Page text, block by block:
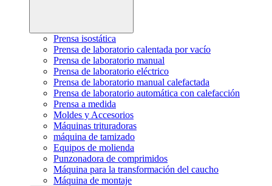
Prensa isostática
Prensa de laboratorio calentada por vacío
Prensa de laboratorio manual
Prensa de laboratorio eléctrico
Prensa de laboratorio manual calefactada
Prensa de laboratorio automática con calefacción
Prensa a medida
Moldes y Accesorios
Máquinas trituradoras
máquina de tamizado
Equipos de molienda
Punzonadora de comprimidos
Máquina para la transformación del caucho
Máquina de montaje